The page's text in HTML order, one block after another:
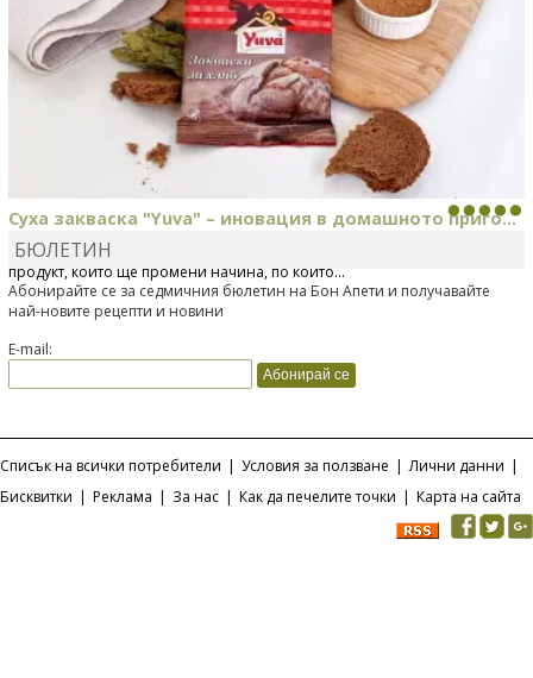
Суха закваска "Yuva" – иновация в домашното приго...
Отскоро Лесафр България стартира предлагането на изцяло нов
продукт, който ще промени начина, по който...
БЮЛЕТИН
Абонирайте се за седмичния бюлетин на Бон Апети и получавайте
най-новите рецепти и новини
E-mail:
Списък на всички потребители | Условия за ползване | Лични данни |
Бисквитки | Реклама | За нас | Как да печелите точки | Карта на сайта